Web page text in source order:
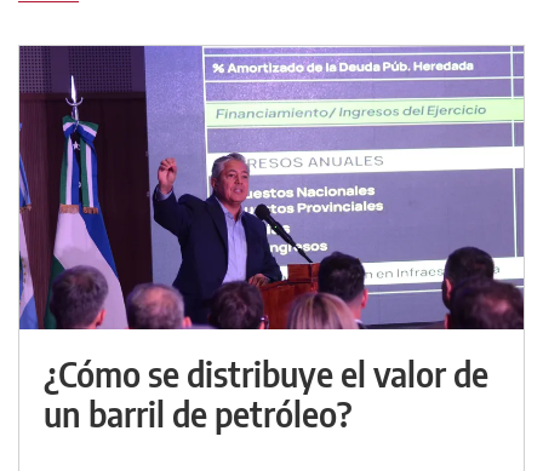
¿Cómo se distribuye el valor de
un barril de petróleo?